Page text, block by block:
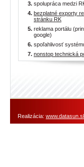
spolupráca medzi
bezplatné exporty
stránku RK
reklama portálu
google)
spoľahlivosť
nonstop technická
Realizácia: